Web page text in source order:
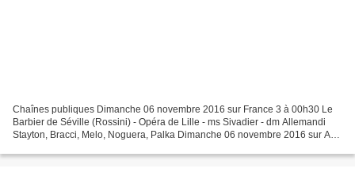
Chaînes publiques Dimanche 06 novembre 2016 sur France 3 à 00h30 Le
Barbier de Séville (Rossini) - Opéra de Lille - ms Sivadier - dm Allemandi
Stayton, Bracci, Melo, Noguera, Palka Dimanche 06 novembre 2016 sur Arte